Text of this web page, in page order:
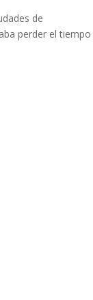
de
perder el